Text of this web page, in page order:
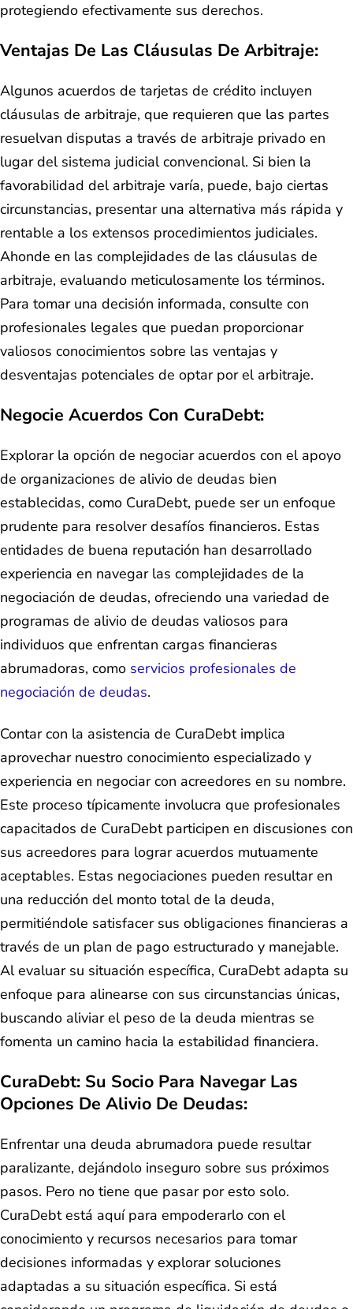
protegiendo efectivamente sus derechos.
Ventajas De Las Cláusulas De Arbitraje:
Algunos acuerdos de tarjetas de crédito incluyen
cláusulas de arbitraje, que requieren que las partes
resuelvan disputas a través de arbitraje privado en
lugar del sistema judicial convencional. Si bien la
favorabilidad del arbitraje varía, puede, bajo ciertas
circunstancias, presentar una alternativa más rápida y
rentable a los extensos procedimientos judiciales.
Ahonde en las complejidades de las cláusulas de
arbitraje, evaluando meticulosamente los términos.
Para tomar una decisión informada, consulte con
profesionales legales que puedan proporcionar
valiosos conocimientos sobre las ventajas y
desventajas potenciales de optar por el arbitraje.
Negocie Acuerdos Con CuraDebt:
Explorar la opción de negociar acuerdos con el apoyo
de organizaciones de alivio de deudas bien
establecidas, como CuraDebt, puede ser un enfoque
prudente para resolver desafíos financieros. Estas
entidades de buena reputación han desarrollado
experiencia en navegar las complejidades de la
negociación de deudas, ofreciendo una variedad de
programas de alivio de deudas valiosos para
individuos que enfrentan cargas financieras
abrumadoras, como servicios profesionales de
negociación de deudas.
Contar con la asistencia de CuraDebt implica
aprovechar nuestro conocimiento especializado y
experiencia en negociar con acreedores en su nombre.
Este proceso típicamente involucra que profesionales
capacitados de CuraDebt participen en discusiones con
sus acreedores para lograr acuerdos mutuamente
aceptables. Estas negociaciones pueden resultar en
una reducción del monto total de la deuda,
permitiéndole satisfacer sus obligaciones financieras a
través de un plan de pago estructurado y manejable.
Al evaluar su situación específica, CuraDebt adapta su
enfoque para alinearse con sus circunstancias únicas,
buscando aliviar el peso de la deuda mientras se
fomenta un camino hacia la estabilidad financiera.
CuraDebt: Su Socio Para Navegar Las
Opciones De Alivio De Deudas:
Enfrentar una deuda abrumadora puede resultar
paralizante, dejándolo inseguro sobre sus próximos
pasos. Pero no tiene que pasar por esto solo.
CuraDebt está aquí para empoderarlo con el
conocimiento y recursos necesarios para tomar
decisiones informadas y explorar soluciones
adaptadas a su situación específica. Si está